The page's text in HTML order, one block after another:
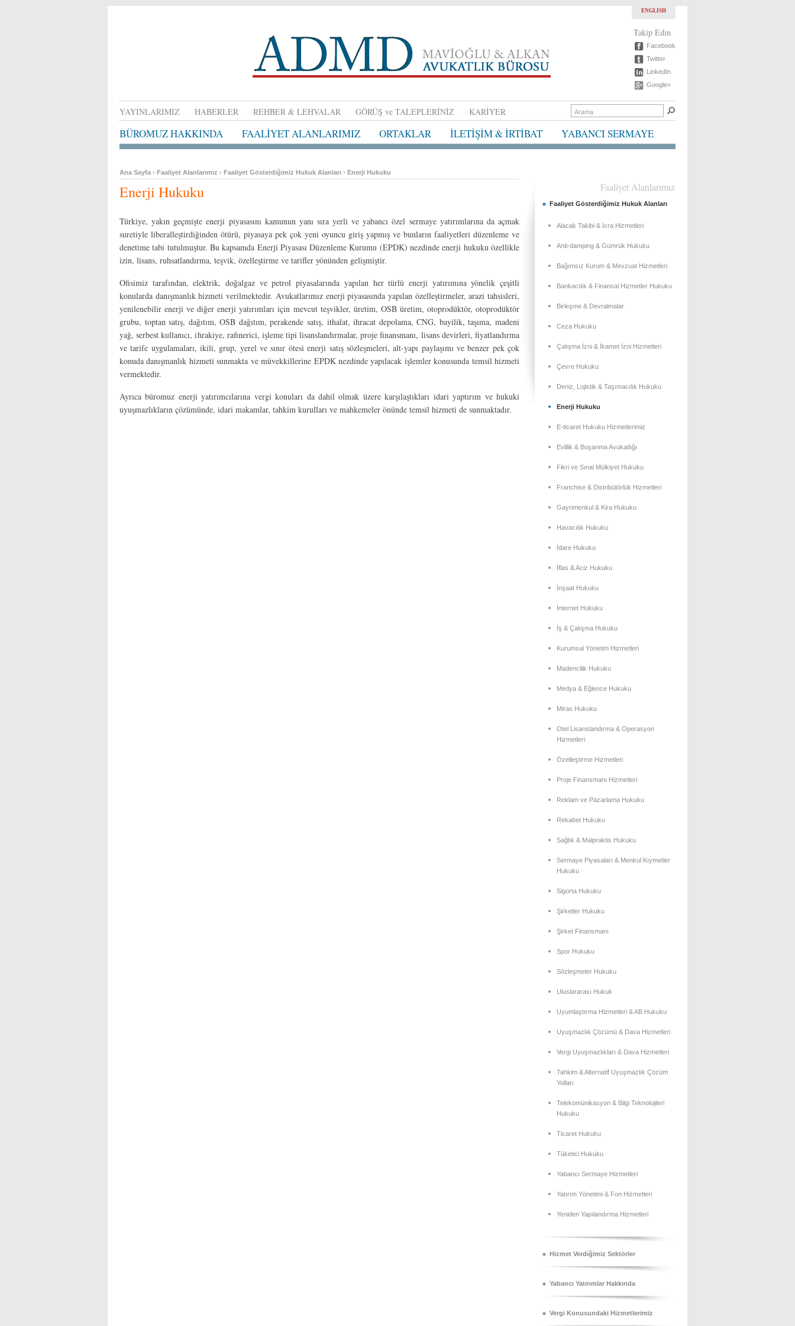
ENGLISH
BÜROMUZ HAKKINDA FAALİYET ALANLARIMIZ ORTAKLAR İLETİŞİM & İRTİBAT YABANCI SERMAYE
YAYINLARIMIZ HABERLER REHBER & LEHVALAR GÖRÜŞ ve TALEPLERİNİZ KARİYER
Takip Edin
Facebook
Twitter
LinkedIn
Google+
Ana Sayfa › Faaliyet Alanlarımız › Faaliyet Gösterdiğimiz Hukuk Alanları › Enerji Hukuku
Enerji Hukuku
Türkiye, yakın geçmişte enerji piyasasını kamunun yanı sıra yerli ve yabancı özel sermaye yatırımlarına da açmak
suretiyle liberalleştirdiğinden ötürü, piyasaya pek çok yeni oyuncu giriş yapmış ve bunların faaliyetleri düzenleme ve
denetime tabi tutulmuştur. Bu kapsamda Enerji Piyasası Düzenleme Kurumu (EPDK) nezdinde enerji hukuku özellikle
izin, lisans, ruhsatlandırma, teşvik, özelleştirme ve tarifler yönünden gelişmiştir.
Ofisimiz tarafından, elektrik, doğalgaz ve petrol piyasalarında yapılan her türlü enerji yatırımına yönelik çeşitli
konularda danışmanlık hizmeti verilmektedir. Avukatlarımız enerji piyasasında yapılan özelleştirmeler, arazi tahsisleri,
yenilenebilir enerji ve diğer enerji yatırımları için mevcut teşvikler, üretim, OSB üretim, otoprodüktör, otoprodüktör
grubu, toptan satış, dağıtım, OSB dağıtım, perakende satış, ithalat, ihracat depolama, CNG, bayilik, taşıma, madeni
yağ, serbest kullanıcı, ihrakiye, rafinerici, işleme tipi lisanslandırmalar, proje finansmanı, lisans devirleri, fiyatlandırma
ve tarife uygulamaları, ikili, grup, yerel ve sınır ötesi enerji satış sözleşmeleri, alt-yapı paylaşımı ve benzer pek çok
konuda danışmanlık hizmeti sunmakta ve müvekkillerine EPDK nezdinde yapılacak işlemler konusunda temsil hizmeti
vermektedir.
Ayrıca büromuz enerji yatırımcılarına vergi konuları da dahil olmak üzere karşılaştıkları idari yaptırım ve hukuki
uyuşmazlıkların çözümünde, idari makamlar, tahkim kurulları ve mahkemeler önünde temsil hizmeti de sunmaktadır.
Faaliyet Alanlarımız
Faaliyet Gösterdiğimiz Hukuk Alanları
Alacak Takibi & İcra Hizmetleri
Anti-damping & Gümrük Hukuku
Bağımsız Kurum & Mevzuat Hizmetleri
Bankacılık & Finansal Hizmetler Hukuku
Birleşme & Devralmalar
Ceza Hukuku
Çalışma İzni & İkamet İzni Hizmetleri
Çevre Hukuku
Deniz, Lojistik & Taşımacılık Hukuku
Enerji Hukuku
E-ticaret Hukuku Hizmetlerimiz
Evlilik & Boşanma Avukatlığı
Fikri ve Sınai Mülkiyet Hukuku
Franchise & Distribütörlük Hizmetleri
Gayrimenkul & Kira Hukuku
Havacılık Hukuku
İdare Hukuku
İflas & Aciz Hukuku
İnşaat Hukuku
İnternet Hukuku
İş & Çalışma Hukuku
Kurumsal Yönetim Hizmetleri
Madencilik Hukuku
Medya & Eğlence Hukuku
Miras Hukuku
Otel Lisanslandırma & Operasyon
Hizmetleri
Özelleştirme Hizmetleri
Proje Finansmanı Hizmetleri
Reklam ve Pazarlama Hukuku
Rekabet Hukuku
Sağlık & Malpraktis Hukuku
Sermaye Piyasaları & Menkul Kıymetler
Hukuku
Sigorta Hukuku
Şirketler Hukuku
Şirket Finansmanı
Spor Hukuku
Sözleşmeler Hukuku
Uluslararası Hukuk
Uyumlaştırma Hizmetleri & AB Hukuku
Uyuşmazlık Çözümü & Dava Hizmetleri
Vergi Uyuşmazlıkları & Dava Hizmetleri
Tahkim & Alternatif Uyuşmazlık Çözüm
Yolları
Telekomünikasyon & Bilgi Teknolojileri
Hukuku
Ticaret Hukuku
Tüketici Hukuku
Yabancı Sermaye Hizmetleri
Yatırım Yönetimi & Fon Hizmetleri
Yeniden Yapılandırma Hizmetleri
Hizmet Verdiğimiz Sektörler
Yabancı Yatırımlar Hakkında
Vergi Konusundaki Hizmetlerimiz